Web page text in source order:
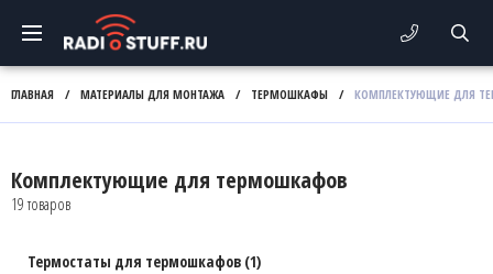
ГЛАВНАЯ / МАТЕРИАЛЫ ДЛЯ МОНТАЖА / ТЕРМОШКАФЫ / КОМПЛЕКТУЮЩИЕ ДЛЯ
Комплектующие для термошкафов
19 товаров
Термостаты для термошкафов (1)